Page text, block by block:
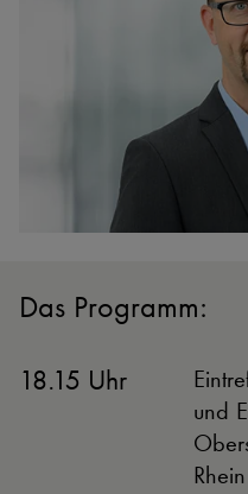
Das Programm:
18.15 Uhr
und
Rhein